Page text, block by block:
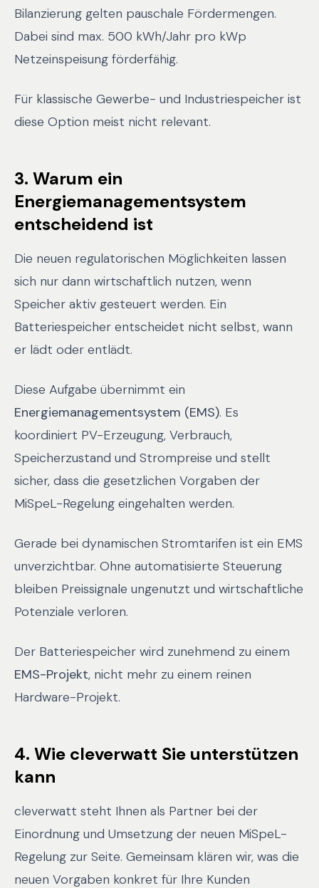
Bilanzierung gelten pauschale Fördermengen.
Dabei sind max. 500 kWh/Jahr pro kWp
Netzeinspeisung förderfähig.
Für klassische Gewerbe- und Industriespeicher ist
diese Option meist nicht relevant.
3. Warum ein
Energiemanagementsystem
entscheidend ist
Die neuen regulatorischen Möglichkeiten lassen
sich nur dann wirtschaftlich nutzen, wenn
Speicher aktiv gesteuert werden. Ein
Batteriespeicher entscheidet nicht selbst, wann
er lädt oder entlädt.
Diese Aufgabe übernimmt ein
Energiemanagementsystem (EMS). Es
koordiniert PV-Erzeugung, Verbrauch,
Speicherzustand und Strompreise und stellt
sicher, dass die gesetzlichen Vorgaben der
MiSpeL-Regelung eingehalten werden.
Gerade bei dynamischen Stromtarifen ist ein EMS
unverzichtbar. Ohne automatisierte Steuerung
bleiben Preissignale ungenutzt und wirtschaftliche
Potenziale verloren.
Der Batteriespeicher wird zunehmend zu einem
EMS-Projekt, nicht mehr zu einem reinen
Hardware-Projekt.
4. Wie cleverwatt Sie unterstützen
kann
cleverwatt steht Ihnen als Partner bei der
Einordnung und Umsetzung der neuen MiSpeL-
Regelung zur Seite. Gemeinsam klären wir, was die
neuen Vorgaben konkret für Ihre Kunden